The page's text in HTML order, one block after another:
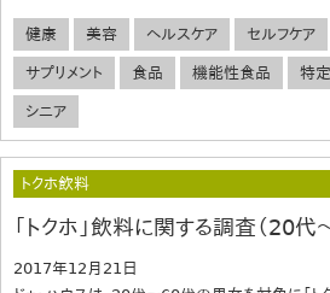
健康 美容 ヘルスケア セルフケア
サプリメント 食品 機能性食品 特
シニア
トクホ飲料
「トクホ」飲料に関する調査（20
2017年12月21日